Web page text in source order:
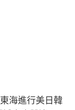
海進行美日韓